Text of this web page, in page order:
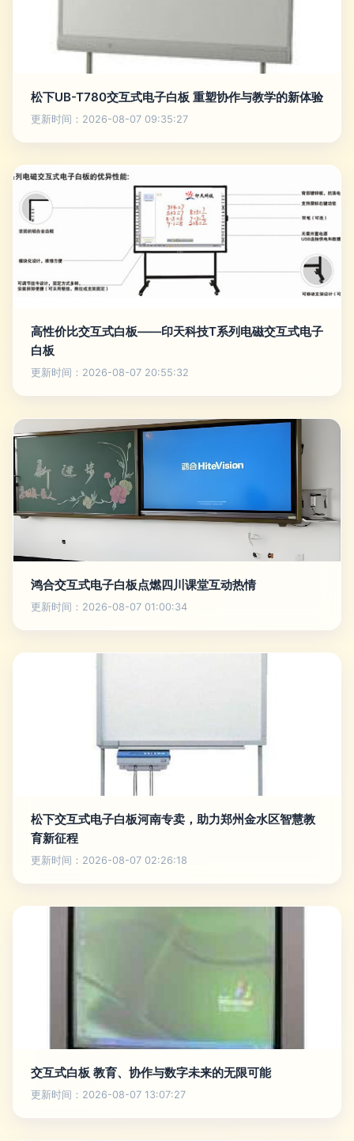
松下UB-T780交互式电子白板 重塑协作与教学的新体验
更新时间：2026-08-07 09:35:27
高性价比交互式白板——印天科技T系列电磁交互式电子
白板
更新时间：2026-08-07 20:55:32
鸿合交互式电子白板点燃四川课堂互动热情
更新时间：2026-08-07 01:00:34
松下交互式电子白板河南专卖，助力郑州金水区智慧教
育新征程
更新时间：2026-08-07 02:26:18
交互式白板 教育、协作与数字未来的无限可能
更新时间：2026-08-07 13:07:27